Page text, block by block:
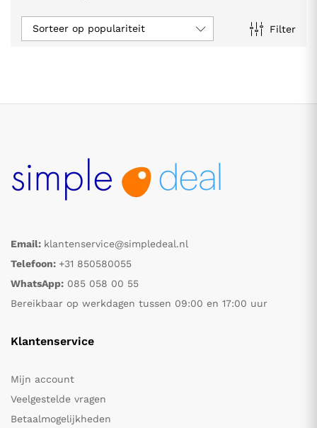
Filter
Sorteer op populariteit
Email: klantenservice@simpledeal.nl
Telefoon: +31 850580055
WhatsApp: 085 058 00 55
Bereikbaar op werkdagen tussen 09:00 en 17:00 uur
Klantenservice
Mijn account
Veelgestelde vragen
Betaalmogelijkheden